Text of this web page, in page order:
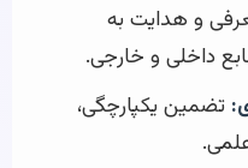
و هدایت به
داخلی و خارجی.
تضمین یکپارچگی،